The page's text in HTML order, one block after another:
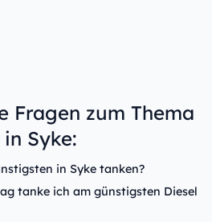
Fragen zum Thema
Syke:
in Syke tanken?
tanke ich am günstigsten Diesel